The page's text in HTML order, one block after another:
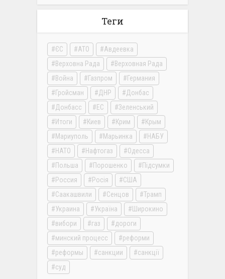
Теги
ЄС АТО
Авдеевка
Верховна Рада
Верховная Рада
Война
Газпром
Германия
Гройсман
ДНР
Донбас
Донбасс
ЕС
Зеленський
Итоги
Киев Крим
Крым
Мариуполь
Марьинка
НАБУ
НАТО
Нафтогаз
Одесса
Польша
Порошенко
Підсумки
Россия
Росія
США
Саакашвили
Сенцов
Трамп
Украина
Україна
Широкино
вибори
газ
дороги
минский процесс
реформи
реформы
санкции
санкції
суд